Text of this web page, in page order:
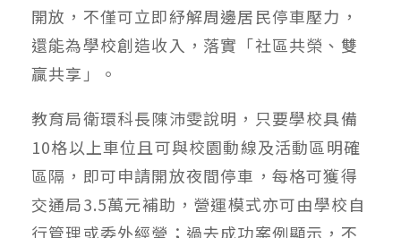
開放，不僅可立即紓解周邊居民停車壓力，
還能為學校創造收入，落實「社區共榮、雙
贏共享」。
教育局衛環科長陳沛雯說明，只要學校具備
10格以上車位且可與校園動線及活動區明確
區隔，即可申請開放夜間停車，每格可獲得
交通局3.5萬元補助，營運模式亦可由學校自
行管理或委外經營；過去成功案例顯示，不